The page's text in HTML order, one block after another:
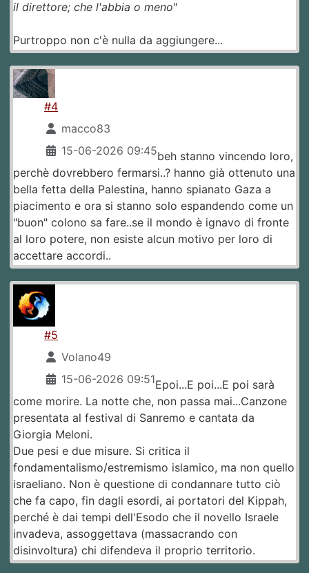
il direttore; che l'abbia o meno"
Purtroppo non c'è nulla da aggiungere...
#4
macco83
15-06-2026 09:45beh stanno vincendo loro,
perchè dovrebbero fermarsi..? hanno già ottenuto una
bella fetta della Palestina, hanno spianato Gaza a
piacimento e ora si stanno solo espandendo come un
"buon" colono sa fare..se il mondo è ignavo di fronte
al loro potere, non esiste alcun motivo per loro di
accettare accordi..
#5
Volano49
15-06-2026 09:51Epoi...E poi...E poi sarà
come morire. La notte che, non passa mai...Canzone
presentata al festival di Sanremo e cantata da
Giorgia Meloni.
Due pesi e due misure. Si critica il
fondamentalismo/estremismo islamico, ma non quello
israeliano. Non è questione di condannare tutto ciò
che fa capo, fin dagli esordi, ai portatori del Kippah,
perché è dai tempi dell'Esodo che il novello Israele
invadeva, assoggettava (massacrando con
disinvoltura) chi difendeva il proprio territorio.